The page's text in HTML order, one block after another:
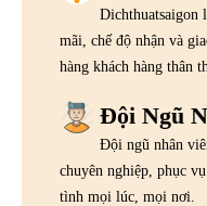
Dichthuatsaigon
mãi, chế độ nhận và
hàng khách hàng thân
Đội Ngũ
Đội ngũ nhân
chuyên nghiệp, phục
tình mọi lúc, mọi nơi.